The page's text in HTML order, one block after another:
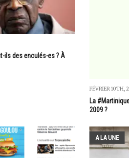
ils des enculés-es ? À
FÉVRIER 10TH,
La
2009 ?
A LA UNE